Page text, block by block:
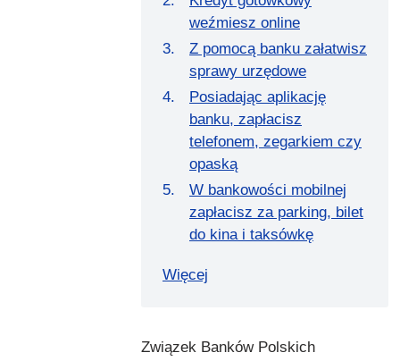
weźmiesz online
Z pomocą banku załatwisz
sprawy urzędowe
Posiadając aplikację
banku, zapłacisz
telefonem, zegarkiem czy
opaską
W bankowości mobilnej
zapłacisz za parking, bilet
do kina i taksówkę
Więcej
Związek Banków Polskich